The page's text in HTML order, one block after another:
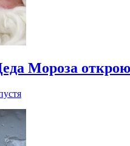
Мороза